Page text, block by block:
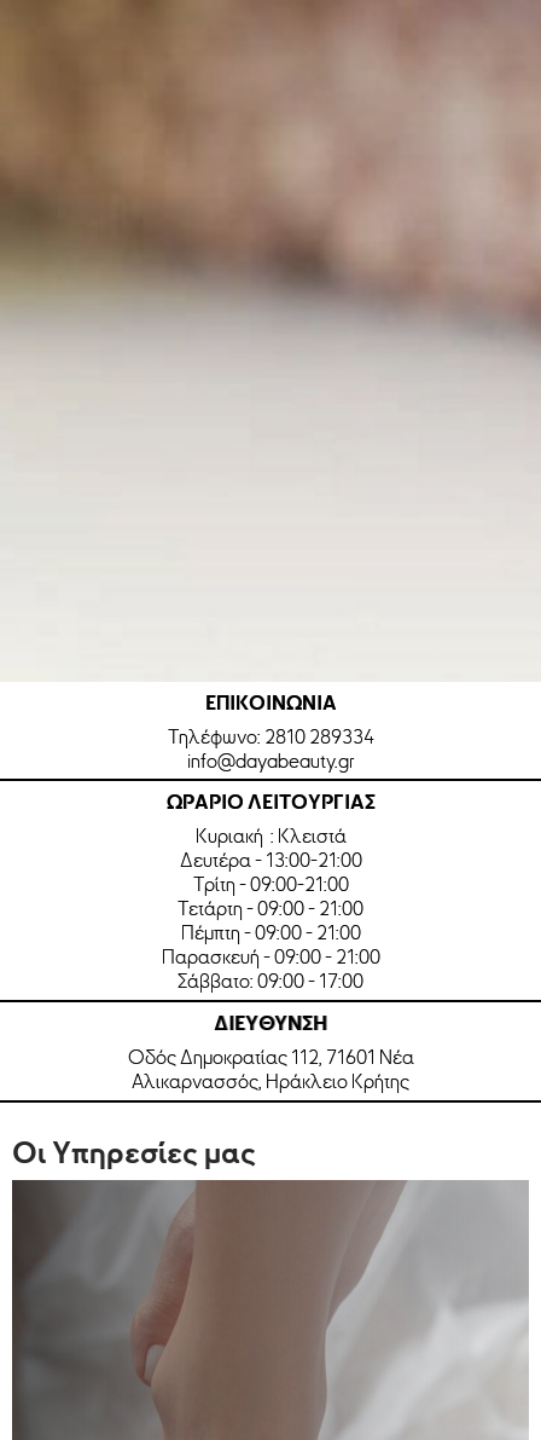
ΕΠΙΚΟΙΝΩΝΙΑ
Τηλέφωνο: 2810 289334
info@dayabeauty.gr
ΩΡΑΡΙΟ ΛΕΙΤΟΥΡΓΙΑΣ
Κυριακή : Κλειστά
Δευτέρα - 13:00-21:00
Τρίτη - 09:00-21:00
Τετάρτη - 09:00 - 21:00
Πέμπτη - 09:00 - 21:00
Παρασκευή - 09:00 - 21:00
Σάββατο: 09:00 - 17:00
ΔΙΕΥΘΥΝΣΗ
Οδός Δημοκρατίας 112, 71601 Νέα
Αλικαρνασσός, Ηράκλειο Κρήτης
Οι Υπηρεσίες μας